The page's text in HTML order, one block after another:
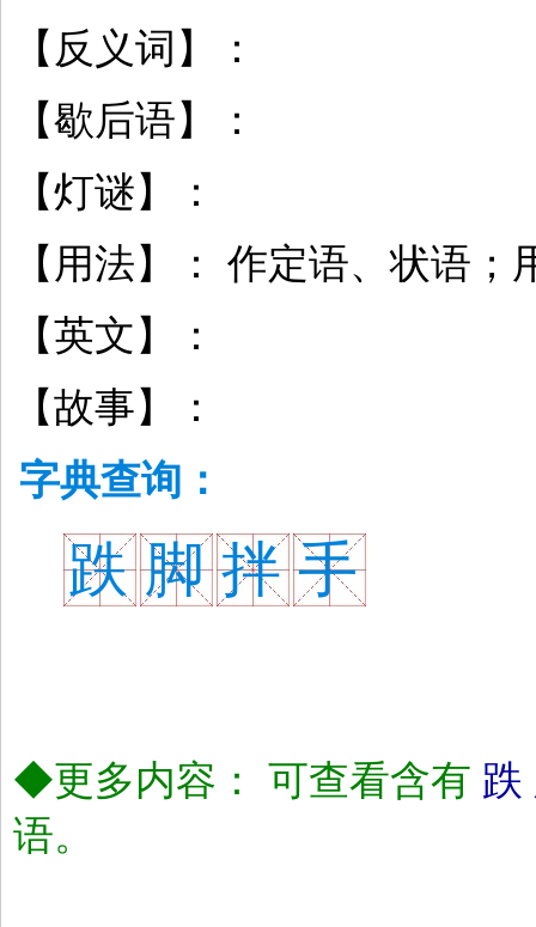
【反义词】：
【歇后语】：
【灯谜】：
【用法】： 作定语、状语；
【英文】：
【故事】：
字典查询：
跌 脚 拌 手
◆更多内容： 可查看含有 跌
语。